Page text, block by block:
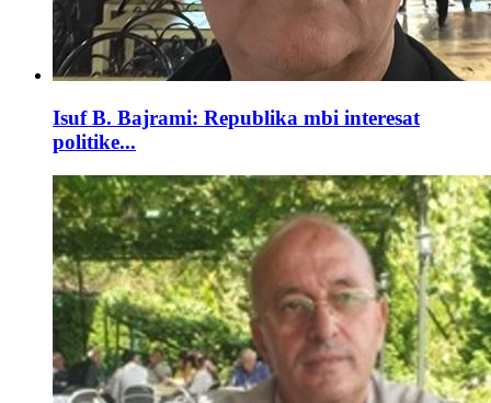
Isuf B. Bajrami: Republika mbi interesat
politike...